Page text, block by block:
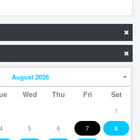
August 2026
Wed Thu Fri Sat
1
4 5 6 7 8